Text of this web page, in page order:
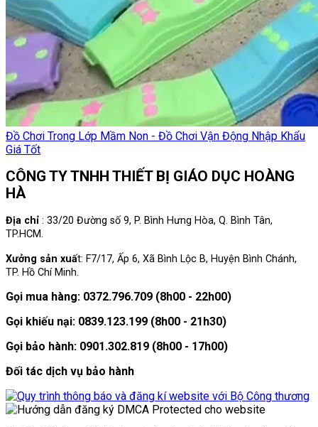
Đồ Chơi Trong Lớp Mầm Non - Đồ Chơi Vận Động Nhập Khẩu
Giá Tốt
CÔNG TY TNHH THIẾT BỊ GIÁO DỤC HOÀNG
HÀ
Địa chỉ : 33/20 Đường số 9, P. Bình Hưng Hòa, Q. Bình Tân,
TP.HCM.
Xưởng sản xuất: F7/17, Ấp 6, Xã Bình Lộc B, Huyện Bình Chánh,
TP. Hồ Chí Minh.
Gọi mua hàng: 0372.796.709 (8h00 - 22h00)
Gọi khiếu nại: 0839.123.199 (8h00 - 21h30)
Gọi bảo hành: 0901.302.819 (8h00 - 17h00)
Đối tác dịch vụ bảo hành